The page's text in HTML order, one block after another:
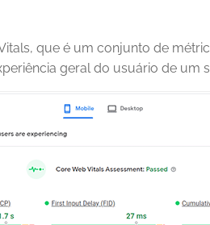
que é um conjunto de
geral do usuário de um